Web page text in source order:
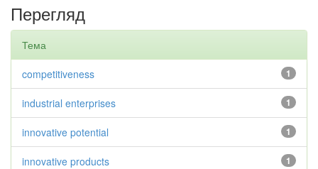
Перегляд
Тема
1
competitiveness
1
industrial enterprises
1
innovative potential
1
innovative products